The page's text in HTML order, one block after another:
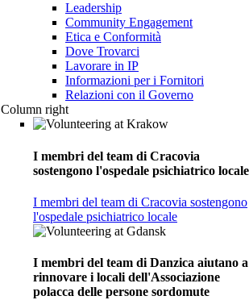
Leadership
Community Engagement
Etica e Conformità
Dove Trovarci
Lavorare in IP
Informazioni per i Fornitori
Relazioni con il Governo
Column right
I membri del team di Cracovia
sostengono l'ospedale psichiatrico locale
I membri del team di Cracovia sostengono
l'ospedale psichiatrico locale
I membri del team di Danzica aiutano a
rinnovare i locali dell'Associazione
polacca delle persone sordomute